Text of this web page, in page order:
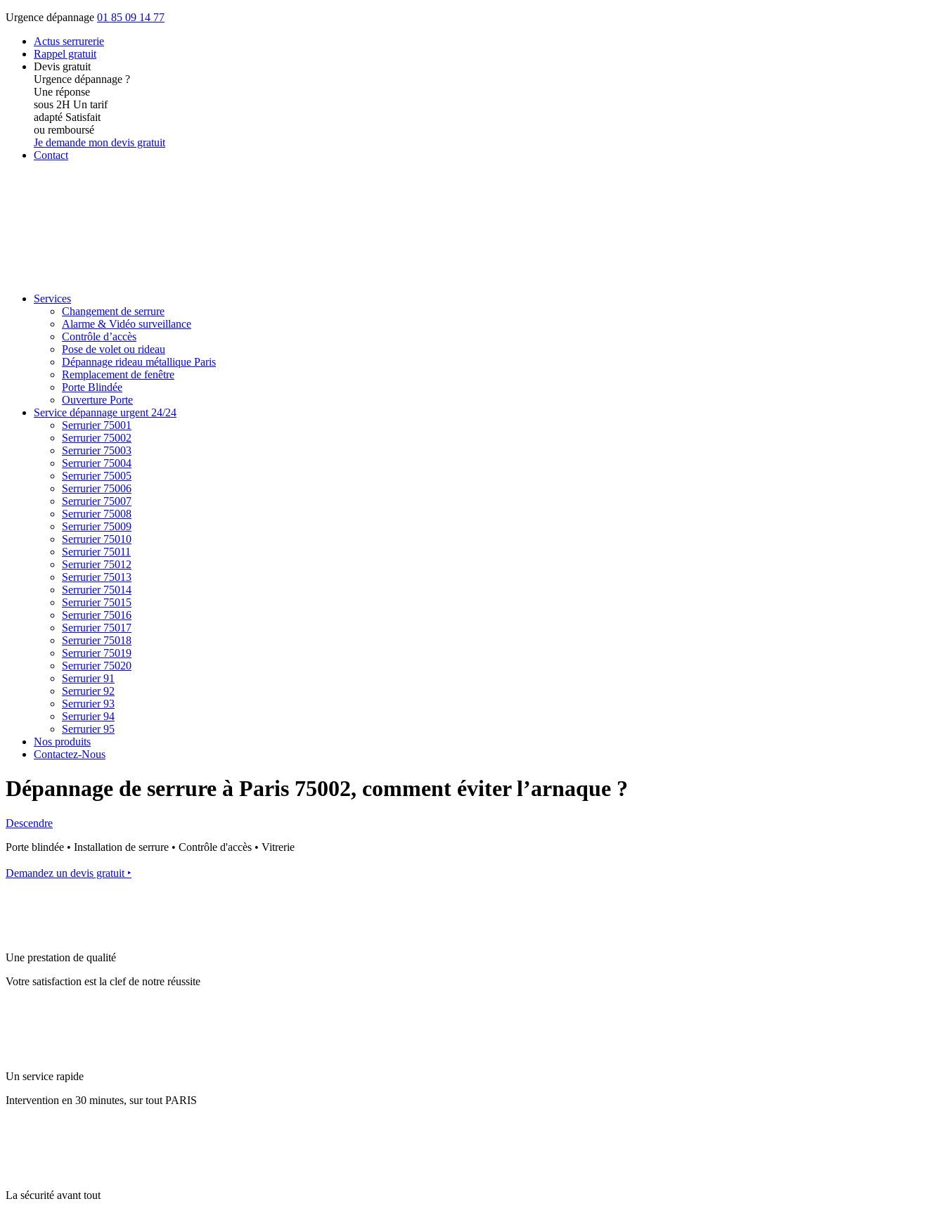
Urgence dépannage 01 85 09 14 77
Actus serrurerie
Rappel gratuit
Devis gratuit
Urgence dépannage ?
Une réponse
sous 2H Un tarif
adapté Satisfait
ou remboursé
Je demande mon devis gratuit
Contact
Services
Changement de serrure
Alarme & Vidéo surveillance
Contrôle d’accès
Pose de volet ou rideau
Dépannage rideau métallique Paris
Remplacement de fenêtre
Porte Blindée
Ouverture Porte
Service dépannage urgent 24/24
Serrurier 75001
Serrurier 75002
Serrurier 75003
Serrurier 75004
Serrurier 75005
Serrurier 75006
Serrurier 75007
Serrurier 75008
Serrurier 75009
Serrurier 75010
Serrurier 75011
Serrurier 75012
Serrurier 75013
Serrurier 75014
Serrurier 75015
Serrurier 75016
Serrurier 75017
Serrurier 75018
Serrurier 75019
Serrurier 75020
Serrurier 91
Serrurier 92
Serrurier 93
Serrurier 94
Serrurier 95
Nos produits
Contactez-Nous
Dépannage de serrure à Paris 75002, comment éviter l’arnaque ?
Descendre
Porte blindée • Installation de serrure • Contrôle d'accès • Vitrerie
Demandez un devis gratuit ‣
Une prestation de qualité
Votre satisfaction est la clef de notre réussite
Un service rapide
Intervention en 30 minutes, sur tout PARIS
La sécurité avant tout